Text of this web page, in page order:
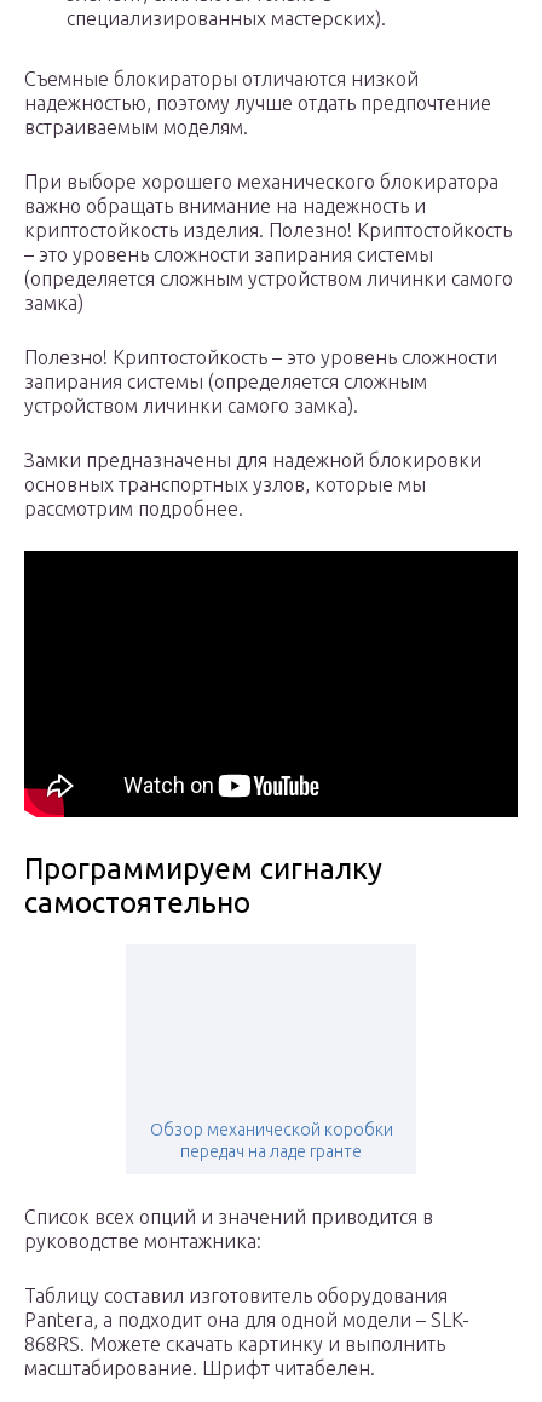
специализированных мастерских).
Съемные блокираторы отличаются низкой
надежностью, поэтому лучше отдать предпочтение
встраиваемым моделям.
При выборе хорошего механического блокиратора
важно обращать внимание на надежность и
криптостойкость изделия. Полезно! Криптостойкость
– это уровень сложности запирания системы
(определяется сложным устройством личинки самого
замка)
Полезно! Криптостойкость – это уровень сложности
запирания системы (определяется сложным
устройством личинки самого замка).
Замки предназначены для надежной блокировки
основных транспортных узлов, которые мы
рассмотрим подробнее.
Программируем сигналку
самостоятельно
Обзор механической коробки
передач на ладе гранте
Список всех опций и значений приводится в
руководстве монтажника:
Таблицу составил изготовитель оборудования
Pantera, а подходит она для одной модели – SLK-
868RS. Можете скачать картинку и выполнить
масштабирование. Шрифт читабелен.